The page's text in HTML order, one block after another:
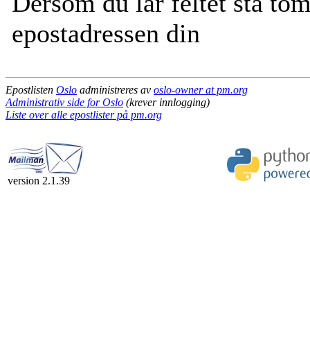
epostadressen din
Epostlisten Oslo administreres av oslo-owner at pm.org
Administrativ side for Oslo (krever innlogging)
Liste over alle epostlister på pm.org
version 2.1.39